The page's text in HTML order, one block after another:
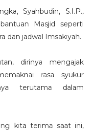
Syahbudin, S.I.P.,
Masjid seperti
dan jadwal Imsakiyah.
dirinya mengajak
rasa syukur
terutama dalam
kita terima saat ini,